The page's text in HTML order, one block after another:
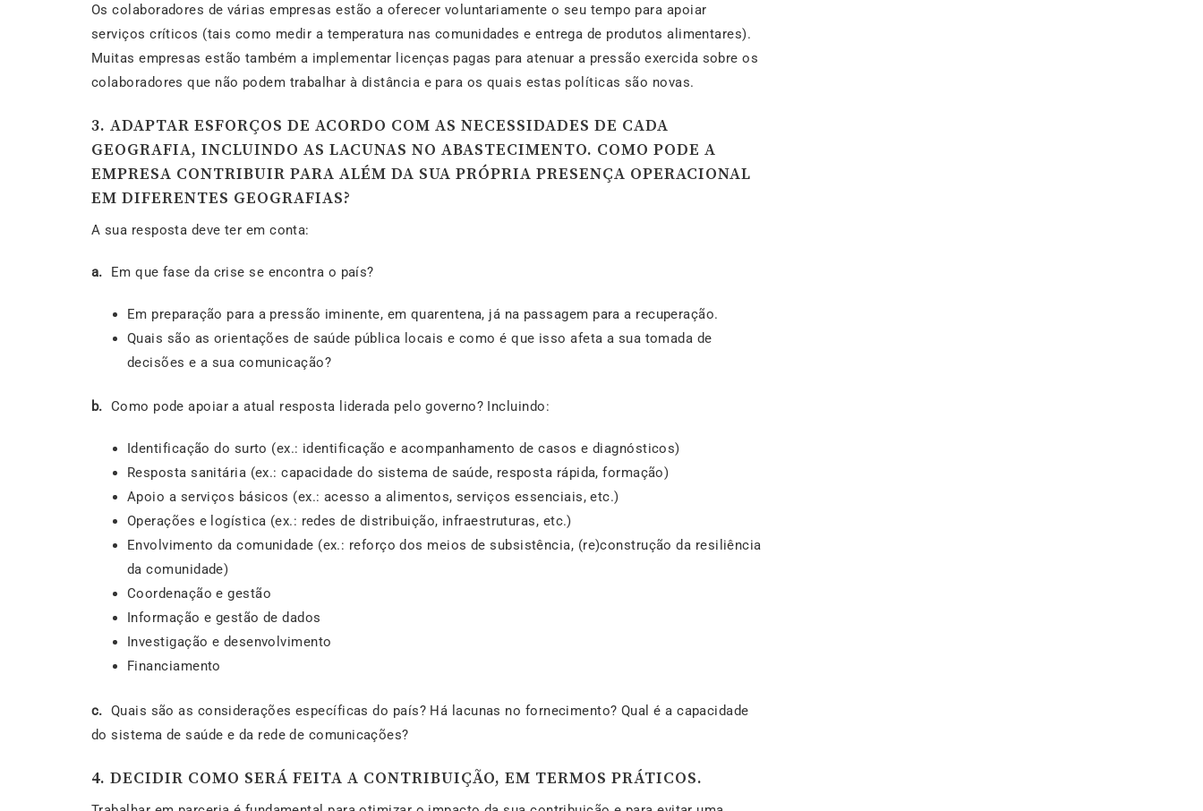
Os colaboradores de várias empresas estão a oferecer voluntariamente o seu tempo para apoiar
serviços críticos (tais como medir a temperatura nas comunidades e entrega de produtos alimentares).
Muitas empresas estão também a implementar licenças pagas para atenuar a pressão exercida sobre os
colaboradores que não podem trabalhar à distância e para os quais estas políticas são novas.
3. ADAPTAR ESFORÇOS DE ACORDO COM AS NECESSIDADES DE CADA
GEOGRAFIA, INCLUINDO AS LACUNAS NO ABASTECIMENTO. COMO PODE A
EMPRESA CONTRIBUIR PARA ALÉM DA SUA PRÓPRIA PRESENÇA OPERACIONAL
EM DIFERENTES GEOGRAFIAS?
A sua resposta deve ter em conta:
a. Em que fase da crise se encontra o país?
Em preparação para a pressão iminente, em quarentena, já na passagem para a recuperação.
Quais são as orientações de saúde pública locais e como é que isso afeta a sua tomada de
decisões e a sua comunicação?
b. Como pode apoiar a atual resposta liderada pelo governo? Incluindo:
Identificação do surto (ex.: identificação e acompanhamento de casos e diagnósticos)
Resposta sanitária (ex.: capacidade do sistema de saúde, resposta rápida, formação)
Apoio a serviços básicos (ex.: acesso a alimentos, serviços essenciais, etc.)
Operações e logística (ex.: redes de distribuição, infraestruturas, etc.)
Envolvimento da comunidade (ex.: reforço dos meios de subsistência, (re)construção da resiliência
da comunidade)
Coordenação e gestão
Informação e gestão de dados
Investigação e desenvolvimento
Financiamento
c. Quais são as considerações específicas do país? Há lacunas no fornecimento? Qual é a capacidade
do sistema de saúde e da rede de comunicações?
4. DECIDIR COMO SERÁ FEITA A CONTRIBUIÇÃO, EM TERMOS PRÁTICOS.